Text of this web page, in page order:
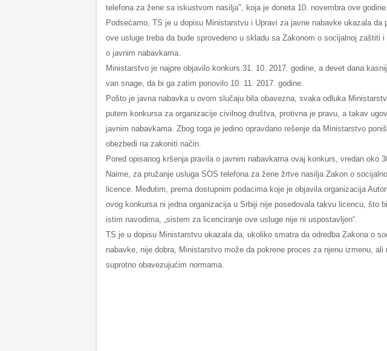
telefona za žene sa iskustvom nasilja", koja je doneta 10. novembra ove godine.
Podsećamo, TS je u dopisu Ministarstvu i Upravi za javne nabavke ukazala da
ove usluge treba da bude sprovedeno u skladu sa Zakonom o socijalnoj zaštiti i
o javnim nabavkama.
Ministarstvo je najpre objavilo konkurs 31. 10. 2017. godine, a devet dana
van snage, da bi ga zatim ponovilo 10. 11. 2017. godine.
Pošto je javna nabavka u ovom slučaju bila obavezna, svaka odluka
putem konkursa za organizacije civilnog društva, protivna je pravu, a takav
javnim nabavkama. Zbog toga je jedino opravdano rešenje da Ministarstvo
obezbedi na zakoniti način.
Pored opisanog kršenja pravila o javnim nabavkama ovaj konkurs, vredan oko
Naime, za pružanje usluga SOS telefona za žene žrtve nasilja Zakon o
licence. Međutim, prema dostupnim podacima koje je objavila organizacija
ovog konkursa ni jedna organizacija u Srbiji nije posedovala takvu licencu, što
istim navodima, „sistem za licenciranje ove usluge nije ni uspostavljen“.
TS je u dopisu Ministarstvu ukazala da, ukoliko smatra da odredba Zakona o
nabavke, nije dobra, Ministarstvo može da pokrene proces za njenu izmenu,
suprotno obavezujućim normama.